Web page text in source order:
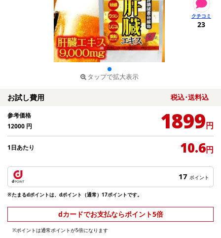
タップで拡大表示
23
お試し費用 税込･送料込
参考価格
12000 円 1899円
1日あたり 10.6円
17 ポイント
※たまるdポイントは、dポイント（通常）17ポイントです。
dカードでお支払ならポイント5倍
※ポイントは通常ポイントが5倍になります